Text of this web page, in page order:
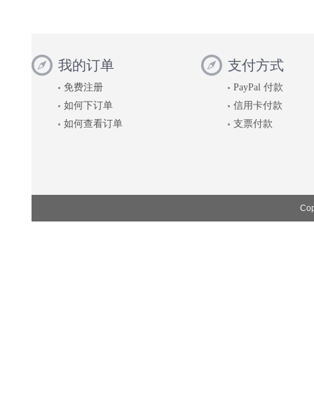
我的订单
免费注册
如何下订单
如何查看订单
支付方式
PayPal 付款
信用卡付款
支票付款